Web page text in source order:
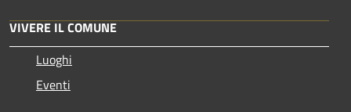
VIVERE IL COMUNE
Luoghi
Eventi